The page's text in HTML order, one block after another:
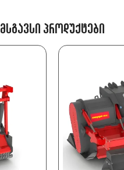
Მსგავსი Პროდუქტები